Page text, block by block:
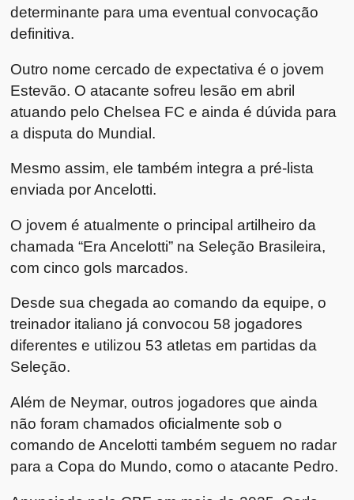
determinante para uma eventual convocação
definitiva.
Outro nome cercado de expectativa é o jovem
Estevão. O atacante sofreu lesão em abril
atuando pelo Chelsea FC e ainda é dúvida para
a disputa do Mundial.
Mesmo assim, ele também integra a pré-lista
enviada por Ancelotti.
O jovem é atualmente o principal artilheiro da
chamada “Era Ancelotti” na Seleção Brasileira,
com cinco gols marcados.
Desde sua chegada ao comando da equipe, o
treinador italiano já convocou 58 jogadores
diferentes e utilizou 53 atletas em partidas da
Seleção.
Além de Neymar, outros jogadores que ainda
não foram chamados oficialmente sob o
comando de Ancelotti também seguem no radar
para a Copa do Mundo, como o atacante Pedro.